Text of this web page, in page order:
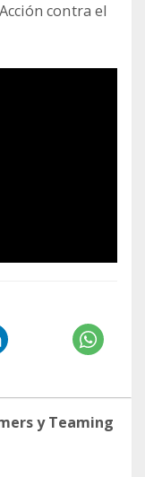
contra el
y Teaming